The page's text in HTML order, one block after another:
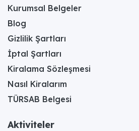
Kurumsal Belgeler
Blog
Gizlilik Şartları
İptal Şartları
Kiralama Sözleşmesi
Nasıl Kiralarım
TÜRSAB Belgesi
Aktiviteler